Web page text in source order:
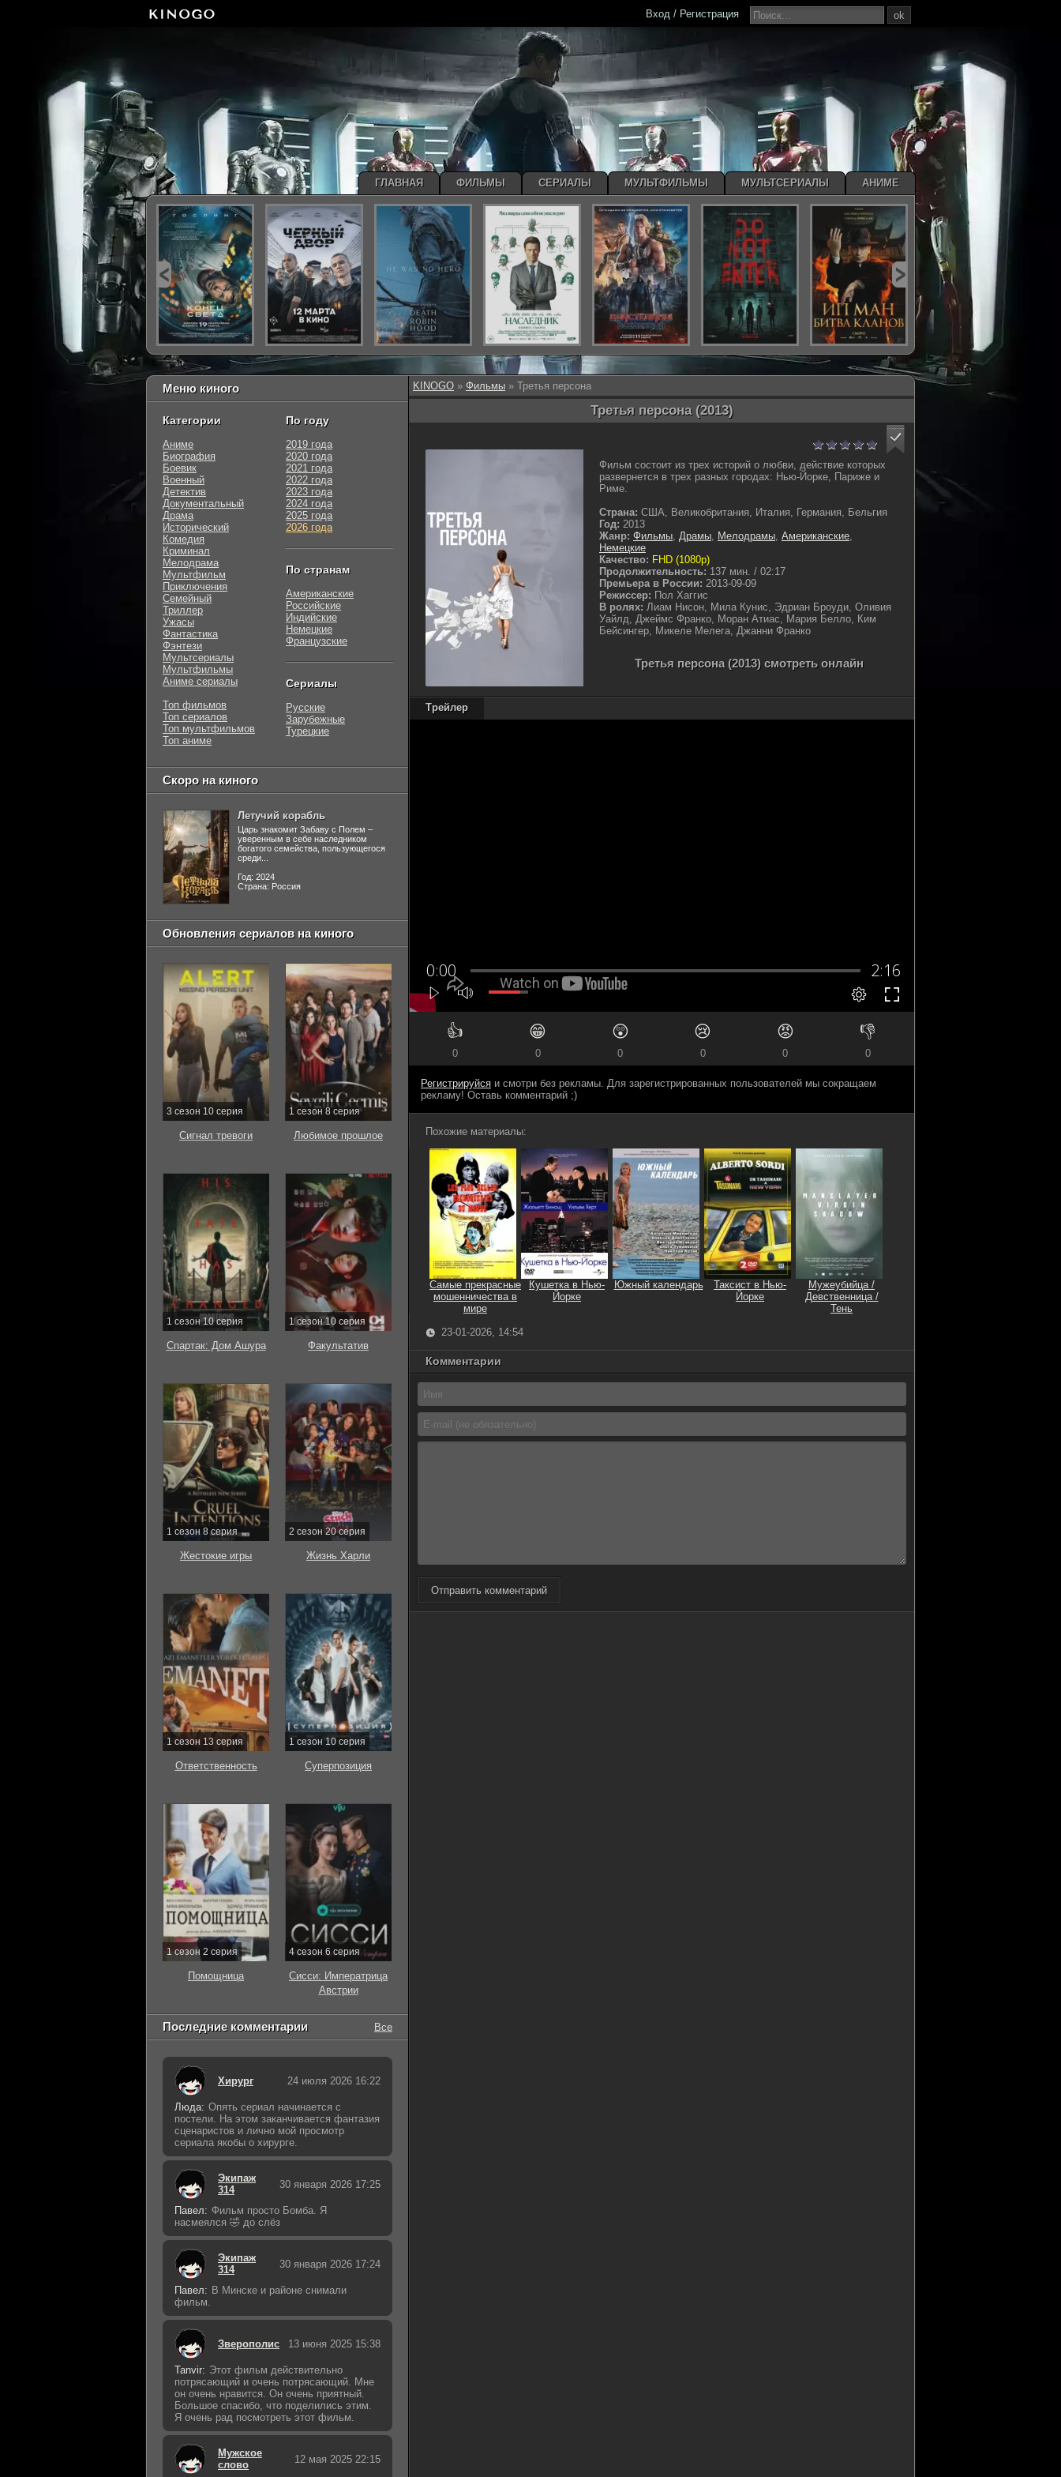
KINOGO » Фильмы » Третья персона
Третья персона (2013)
Фильм состоит из трех историй о любви, действие которых
развернется в трех разных городах: Нью-Йорке, Париже и
Риме.
Страна: США, Великобритания, Италия, Германия, Бельгия
Год: 2013
Жанр: Фильмы, Драмы, Мелодрамы, Американские,
Немецкие
Качество: FHD (1080p)
Продолжительность: 137 мин. / 02:17
Премьера в России: 2013-09-09
Режиссер: Пол Хаггис
В ролях: Лиам Нисон, Мила Кунис, Эдриан Броуди, Оливия
Уайлд, Джеймс Франко, Моран Атиас, Мария Белло, Ким
Бейсингер, Микеле Мелега, Джанни Франко
Третья персона (2013) смотреть онлайн
Трейлер
👍
0
😁
0
😲
0
😢
0
😡
0
👎
0
Регистрируйся и смотри без рекламы. Для зарегистрированных пользователей мы сокращаем
рекламу! Оставь комментарий ;)
Похожие материалы:
Самые прекрасные
мошенничества в
мире
Кушетка в Нью-
Йорке
Южный календарь
Таксист в Нью-
Йорке
Мужеубийца /
Девственница /
Тень
23-01-2026, 14:54
Комментарии
Отправить комментарий
Меню киного
Категории
Аниме
Биография
Боевик
Военный
Детектив
Документальный
Драма
Исторический
Комедия
Криминал
Мелодрама
Мультфильм
Приключения
Семейный
Триллер
Ужасы
Фантастика
Фэнтези
Мультсериалы
Мультфильмы
Аниме сериалы
Топ фильмов
Топ сериалов
Топ мультфильмов
Топ аниме
По году
2019 года
2020 года
2021 года
2022 года
2023 года
2024 года
2025 года
2026 года
По странам
Американские
Российские
Индийские
Немецкие
Французские
Сериалы
Русские
Зарубежные
Турецкие
Скоро на киного
Летучий корабль
Царь знакомит Забаву с Полем –
уверенным в себе наследником
богатого семейства, пользующегося
среди...
Год: 2024
Страна: Россия
Обновления сериалов на киного
3 сезон 10 серия
Сигнал тревоги
1 сезон 8 серия
Любимое прошлое
1 сезон 10 серия
Спартак: Дом Ашура
1 сезон 10 серия
Факультатив
1 сезон 8 серия
Жестокие игры
2 сезон 20 серия
Жизнь Харли
1 сезон 13 серия
Ответственность
1 сезон 10 серия
Суперпозиция
1 сезон 2 серия
Помощница
4 сезон 6 серия
Сисси: Императрица
Австрии
Последние комментарии Все
Хирург 24 июля 2026 16:22
Люда: Опять сериал начинается с
постели. На этом заканчивается фантазия
сценаристов и лично мой просмотр
сериала якобы о хирурге.
Экипаж
314
30 января 2026 17:25
Павел: Фильм просто Бомба. Я
насмеялся 🤣 до слёз
Экипаж
314
30 января 2026 17:24
Павел: В Минске и районе снимали
фильм.
Зверополис 13 июня 2025 15:38
Tanvir: Этот фильм действительно
потрясающий и очень потрясающий. Мне
он очень нравится. Он очень приятный.
Большое спасибо, что поделились этим.
Я очень рад посмотреть этот фильм.
Мужское
слово
12 мая 2025 22:15
ok
Вход / Регистрация
ГЛАВНАЯ ФИЛЬМЫ СЕРИАЛЫ МУЛЬТФИЛЬМЫ МУЛЬТСЕРИАЛЫ АНИМЕ